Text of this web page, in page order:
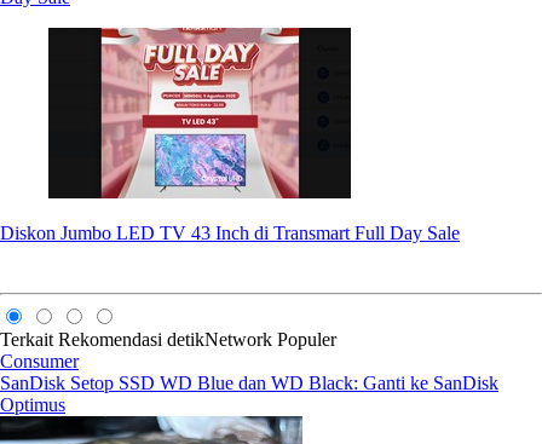
Diskon Jumbo LED TV 43 Inch di Transmart Full Day Sale
Terkait Rekomendasi detikNetwork Populer
Consumer
SanDisk Setop SSD WD Blue dan WD Black: Ganti ke SanDisk
Optimus